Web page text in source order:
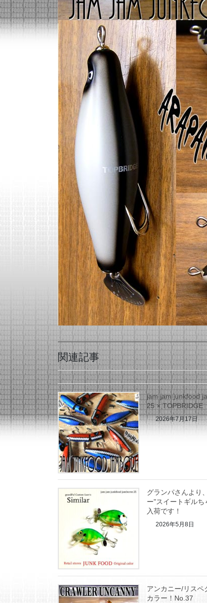
関連記事
jam jam junkfood
25 × TOPBRIDGE
2026年7月17日
グランパさんより
ー"スイートギルち
入荷です！
2026年5月8日
アンカニー/リスペ
カラー！No.37